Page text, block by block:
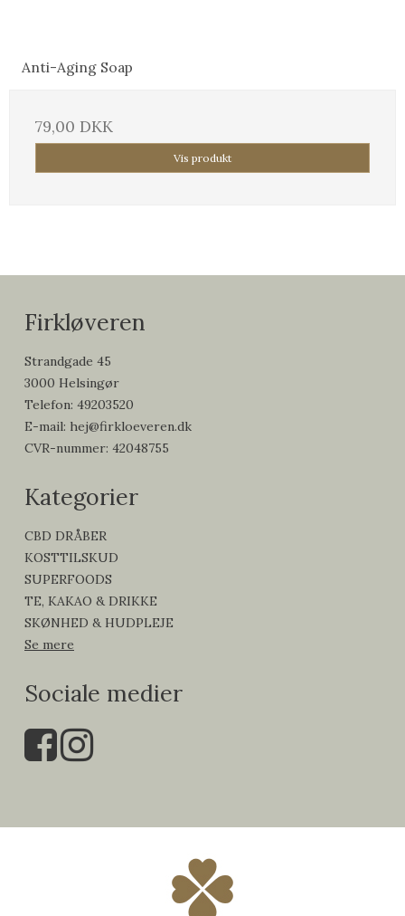
Anti-Aging Soap
79,00 DKK
Vis produkt
Firkløveren
Strandgade 45
3000 Helsingør
Telefon: 49203520
E-mail: hej@firkloeveren.dk
CVR-nummer: 42048755
Kategorier
CBD DRÅBER
KOSTTILSKUD
SUPERFOODS
TE, KAKAO & DRIKKE
SKØNHED & HUDPLEJE
Se mere
Sociale medier